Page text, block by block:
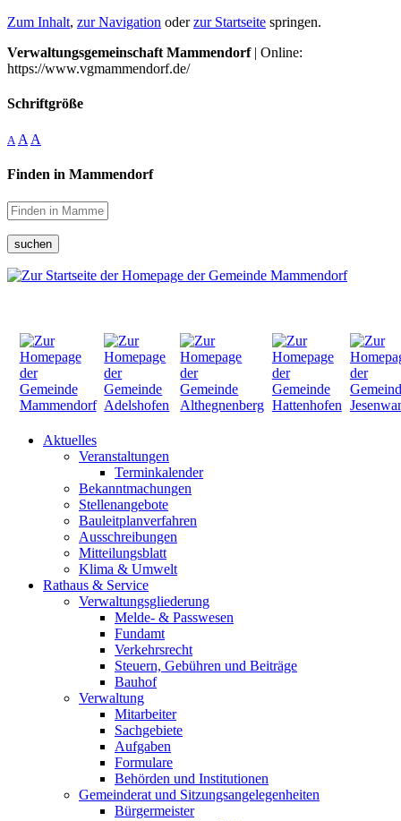
Zum Inhalt, zur Navigation oderzur Startseite springen.
Verwaltungsgemeinschaft Mammendorf| Online:
https://www.vgmammendorf.de/
Schriftgröße
A A A
Finden in Mammendorf
suchen
Aktuelles
Veranstaltungen
Terminkalender
Bekanntmachungen
Stellenangebote
Bauleitplanverfahren
Ausschreibungen
Mitteilungsblatt
Klima & Umwelt
Rathaus & Service
Verwaltungsgliederung
Melde- & Passwesen
Fundamt
Verkehrsrecht
Steuern, Gebühren und Beiträge
Bauhof
Verwaltung
Mitarbeiter
Sachgebiete
Aufgaben
Formulare
Behörden und Institutionen
Gemeinderat und Sitzungsangelegenheiten
Bürgermeister